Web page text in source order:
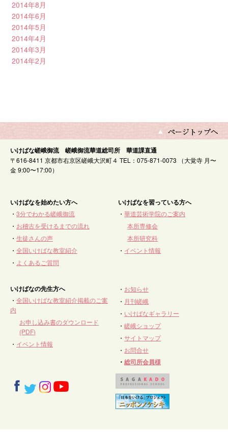
2014年8月
2014年6月
2014年5月
2014年4月
2014年3月
2014年2月
いけばな嵯峨御流 嵯峨御流華道総司所 華道課直通
〒616-8411 京都市右京区嵯峨大沢町４ TEL：075-871-0073 （大覚寺 月〜
金 9:00〜17:00）
いけばなを始めたい方へ
・ 3分でわかる嵯峨御流
・ お稽古を受けるまでの流れ
・ 生徒さんの声
・ 全国いけばな教室紹介
・ よくあるご質問
いけばなを習っている方へ
・華道芸術学院のご案内
本所専修会
本所研究科
・ イベント情報
いけばなの先生方へ
・ 全国いけばな教室紹介掲載のご案
内
お申し込み書のダウンロード
(PDF)
・ イベント情報
・ お知らせ
・ 月刊嵯峨
・ いけばなギャラリー
・嵯峨ショップ
・サイトマップ
・ お問合せ
・総司所会員様